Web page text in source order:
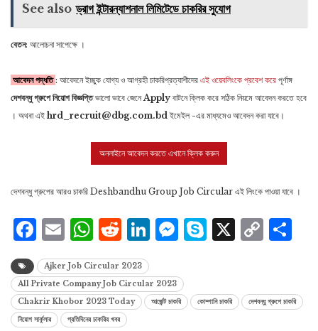
See also ড্রাগ ইন্টারন্যাশনাল লিমিটেডে চাকরির সুযোগ
বেতন: আলোচনা সাপেক্ষে ।
আবেদন পদ্ধতি : আবেদনে ইচ্ছুক যোগ্য ও আগ্রহী চাকরিপ্রত্যাশীদের এই ওয়েবলিংকে প্রবেশ করে পূর্ণাঙ্গ
দেশবন্ধু গ্রুপে নিয়োগ বিজ্ঞপ্তিভালো ভাবে জেনেApply বাটনে ক্লিক করে সঠিক নিয়মে আবেদন করতে হবে
। অথবা এই hrd_recruit@dbg.com.bd ইমেইল -এর মাধ্যমেও আবেদন করা যাবে।
অনলাইনে আবেদন করতে এখানে ক্লিক করুন
দেশবন্ধু গ্রুপের আরও চাকরি Deshbandhu Group Job Circular এই লিংকে পাওয়া যাবে ।
Facebook
Email
WhatsApp
Reddit
LinkedIn
Messenger
Skype
X
Ajker Job Circular 2023
All Private Company Job Circular 2023
Chakrir Khobor 2023 Today
আর্জেন্ট চাকরি কোম্পানি চাকরি
দেশবন্ধু গ্রুপে চাকরি
নিয়োগ সার্কুলার
প্রতিদিনের চাকরির খবর